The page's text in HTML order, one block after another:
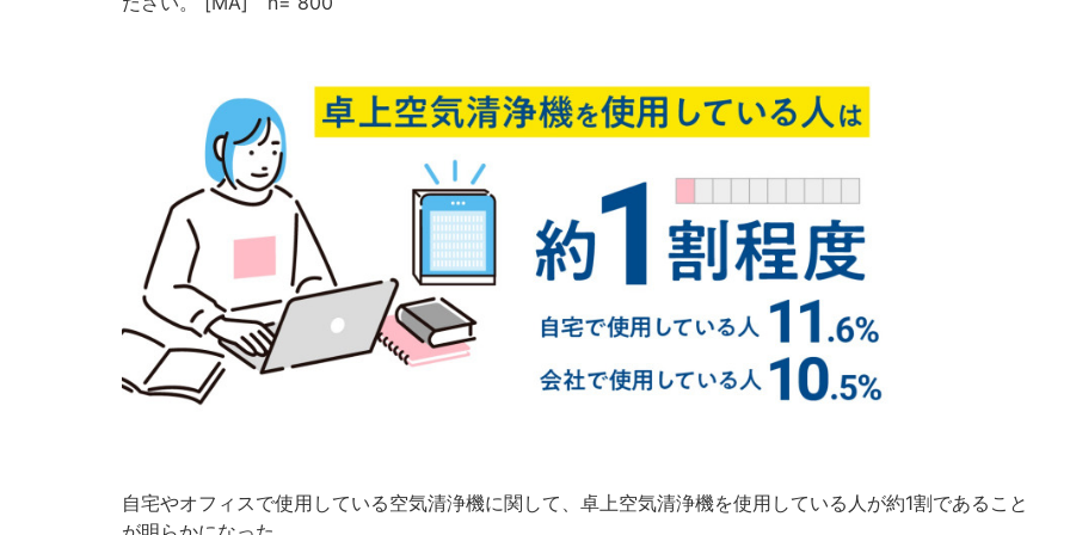
自宅やオフィスで使用している空気清浄機に関して、卓上空気清浄機を使用している人が約1割であること